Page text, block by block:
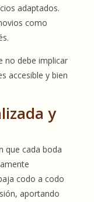
adaptados.
como
no debe implicar
accesible y bien
y
que cada boda
codo a codo
aportando